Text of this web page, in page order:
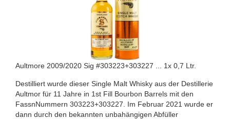
Aultmore 2009/2020 Sig #303223+303227 ... 1x 0,7 Ltr.
Destilliert wurde dieser Single Malt Whisky aus der Destillerie
Aultmor für 11 Jahre in 1st Fill Bourbon Barrels mit den
FassnNummern 303223+303227. Im Februar 2021 wurde er
dann durch den bekannten unbahängigen Abfüller